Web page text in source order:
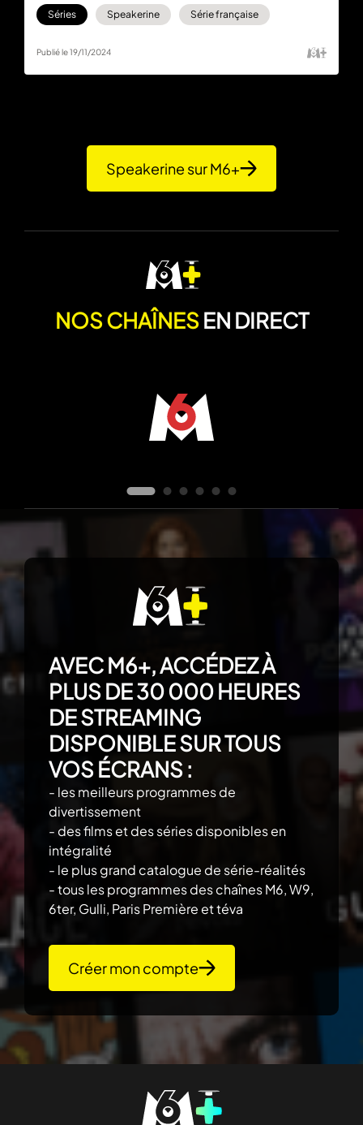
Séries Speakerine Série française
Publié le 19/11/2024
Speakerine sur M6+
NOS CHAÎNESEN DIRECT
AVEC M6+, ACCÉDEZ À
PLUS DE 30 000 HEURES
DE STREAMING
DISPONIBLE SUR TOUS
VOS ÉCRANS :
- les meilleurs programmes de
divertissement
- des films et des séries disponibles en
intégralité
- le plus grand catalogue de série-réalités
- tous les programmes des chaînes M6, W9,
6ter, Gulli, Paris Première et téva
Créer mon compte